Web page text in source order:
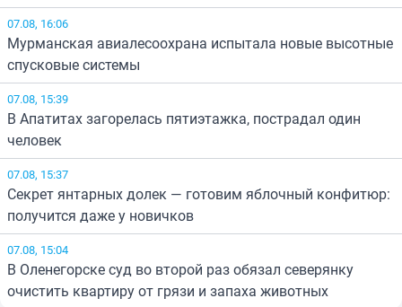
07.08, 16:06
Мурманская авиалесоохрана испытала новые высотные
спусковые системы
07.08, 15:39
В Апатитах загорелась пятиэтажка, пострадал один
человек
07.08, 15:37
Секрет янтарных долек — готовим яблочный конфитюр:
получится даже у новичков
07.08, 15:04
В Оленегорске суд во второй раз обязал северянку
очистить квартиру от грязи и запаха животных